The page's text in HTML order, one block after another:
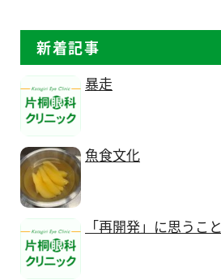
新着記事
暴走
魚食文化
「再開発」に思うこと